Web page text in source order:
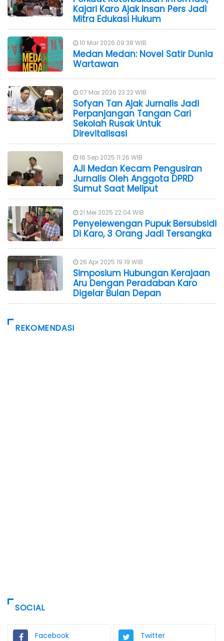
Kajari Karo Ajak Insan Pers Jadi
Mitra Edukasi Hukum
10 Mar 2026 09:38 WIB
Medan Medan: Novel Satir Dunia
Wartawan
07 Mar 2026 23:22 WIB
Sofyan Tan Ajak Jurnalis Jadi
Perpanjangan Tangan Cari
Sekolah Rusak Untuk
Direvitalisasi
16 Sep 2025 11:26 WIB
AJI Medan Kecam Pengusiran
Jurnalis Oleh Anggota DPRD
Sumut Saat Meliput
21 Mei 2025 22:04 WIB
Penyelewengan Pupuk Bersubsidi
Di Karo, 3 Orang Jadi Tersangka
26 Apr 2025 19:19 WIB
Simposium Hubungan Kerajaan
Aru Dengan Peradaban Karo
Digelar Bulan Depan
REKOMENDASI
SOCIAL
Facebook Twitter